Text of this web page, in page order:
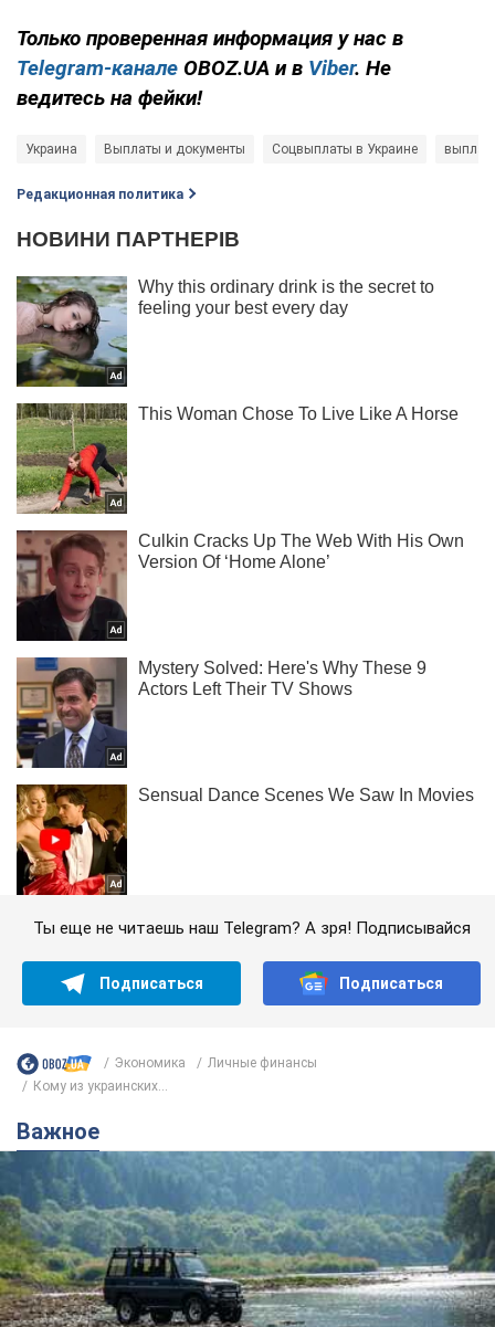
Только проверенная информация у нас в
Telegram-канале OBOZ.UA и в Viber. Не
ведитесь на фейки!
Украина Выплаты и документы Соцвыплаты в Украине
Редакционная политика
Ты еще не читаешь наш Telegram? А зря! Подписывайся
Подписаться Подписаться
Экономика
Личные финансы
Кому из украинских...
Важное